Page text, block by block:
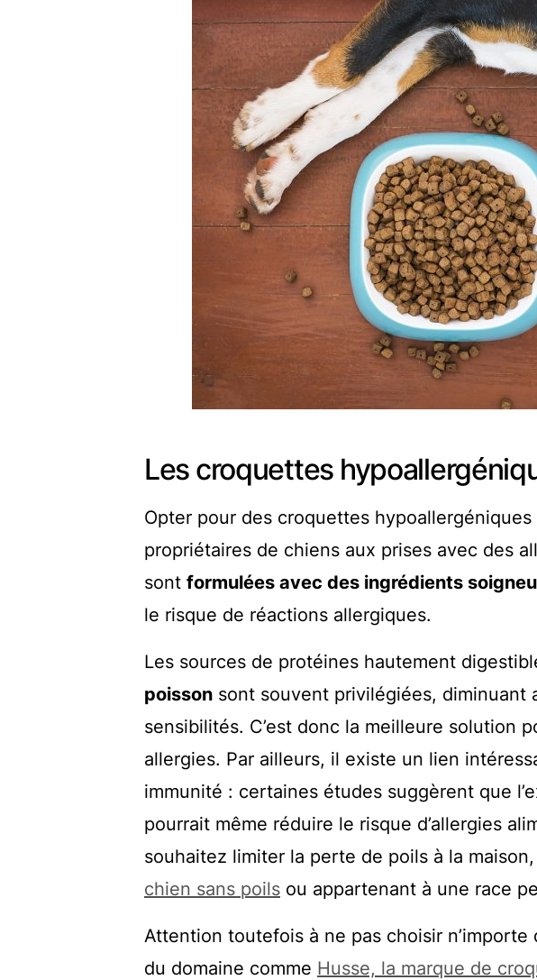
Les croquettes
Opter pour des croquettes
propriétaires de chiens aux prises avec des
sont formulées avec des ingrédients
le risque de réactions allergiques.
Les sources de protéines hautement
poisson sont souvent privilégiées, diminuant
sensibilités. C’est donc la meilleure solution
allergies. Par ailleurs, il existe un lien
immunité : certaines études suggèrent que
pourrait même réduire le risque d’allergies
souhaitez limiter la perte de poils à la
chien sans poils ou appartenant à une race
Attention toutefois à ne pas choisir
du domaine comme Husse, la marque de